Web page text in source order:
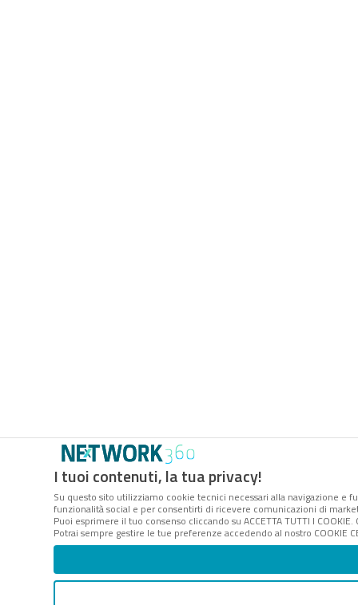
I tuoi contenuti, la tua privacy!
Su questo sito utilizziamo cookie tecnici necessari alla navigazione e
funzionalità social e per consentirti di ricevere comunicazioni di
Puoi esprimere il tuo consenso cliccando su ACCETTA TUTTI I
Potrai sempre gestire le tue preferenze accedendo al nostro